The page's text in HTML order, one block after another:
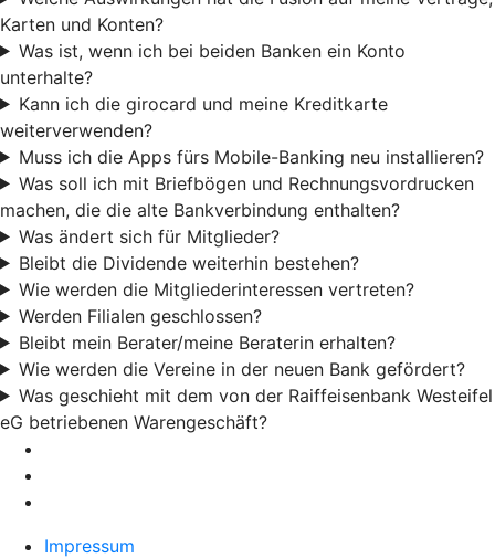
Karten und Konten?
Was ist, wenn ich bei beiden Banken ein Konto
unterhalte?
Kann ich die girocard und meine Kreditkarte
weiterverwenden?
Muss ich die Apps fürs Mobile-Banking neu installieren?
Was soll ich mit Briefbögen und Rechnungsvordrucken
machen, die die alte Bankverbindung enthalten?
Was ändert sich für Mitglieder?
Bleibt die Dividende weiterhin bestehen?
Wie werden die Mitgliederinteressen vertreten?
Werden Filialen geschlossen?
Bleibt mein Berater/meine Beraterin erhalten?
Wie werden die Vereine in der neuen Bank gefördert?
Was geschieht mit dem von der Raiffeisenbank Westeifel
eG betriebenen Warengeschäft?
Impressum